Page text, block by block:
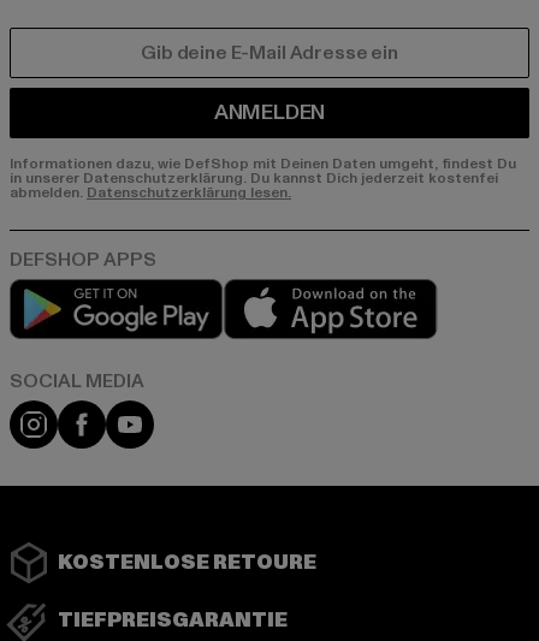
ANMELDEN
Informationen dazu, wie DefShop mit Deinen Daten umgeht, findest Du
in unserer Datenschutzerklärung. Du kannst Dich jederzeit kostenfei
abmelden. Datenschutzerklärung lesen.
Play market
Instagram
FacebookYouTube
KOSTENLOSE RETOURE
TIEFPREISGARANTIE